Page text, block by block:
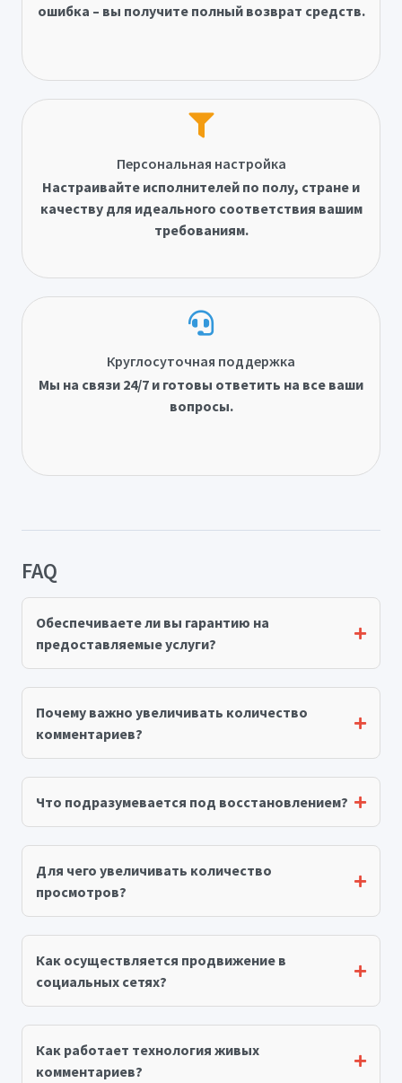
ошибка – вы получите полный возврат средств.
Персональная настройка
Настраивайте исполнителей по полу, стране и
качеству для идеального соответствия вашим
требованиям.
Круглосуточная поддержка
Мы на связи 24/7 и готовы ответить на все ваши
вопросы.
FAQ
Обеспечиваете ли вы гарантию на
предоставляемые услуги?
Почему важно увеличивать количество
комментариев?
Что подразумевается под восстановлением?
Для чего увеличивать количество
просмотров?
Как осуществляется продвижение в
социальных сетях?
Как работает технология живых
комментариев?